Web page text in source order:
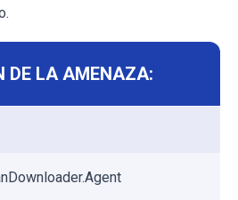
DE LA AMENAZA: